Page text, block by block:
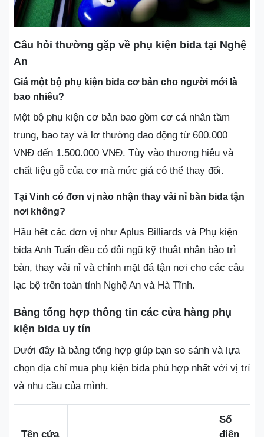
Câu hỏi thường gặp về phụ kiện bida tại Nghệ
An
Giá một bộ phụ kiện bida cơ bản cho người mới là
bao nhiêu?
Một bộ phụ kiện cơ bản bao gồm cơ cá nhân tầm
trung, bao tay và lơ thường dao động từ 600.000
VNĐ đến 1.500.000 VNĐ. Tùy vào thương hiệu và
chất liệu gỗ của cơ mà mức giá có thể thay đổi.
Tại Vinh có đơn vị nào nhận thay vải nỉ bàn bida tận
nơi không?
Hầu hết các đơn vị như Aplus Billiards và Phụ kiện
bida Anh Tuấn đều có đội ngũ kỹ thuật nhận bảo trì
bàn, thay vải nỉ và chỉnh mặt đá tận nơi cho các câu
lạc bộ trên toàn tỉnh Nghệ An và Hà Tĩnh.
Bảng tổng hợp thông tin các cửa hàng phụ
kiện bida uy tín
Dưới đây là bảng tổng hợp giúp bạn so sánh và lựa
chọn địa chỉ mua phụ kiện bida phù hợp nhất với vị trí
và nhu cầu của mình.
Tên cửa
Số
điện